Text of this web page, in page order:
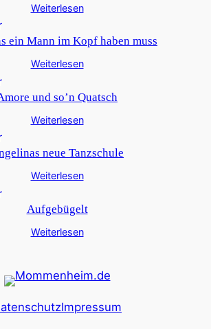
Weiterlesen
ein Mann im Kopf haben muss
Weiterlesen
und so’n Quatsch
Weiterlesen
neue Tanzschule
Weiterlesen
Aufgebügelt
Weiterlesen
Impressum